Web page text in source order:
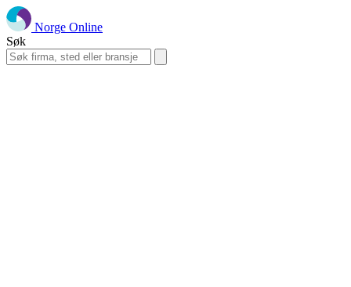
Norge Online
Søk